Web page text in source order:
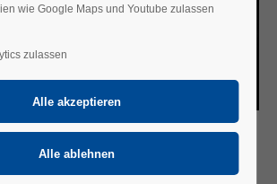
wie Google Maps und Youtube zulassen
zulassen